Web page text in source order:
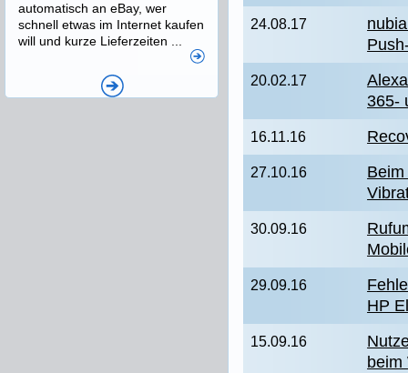
24.08.17
20.02.17
365-
16.11.16
27.10.16
30.09.16
29.09.16
HP
15.09.16
beim
automatisch an eBay, wer
schnell etwas im Internet kaufen
will und kurze Lieferzeiten ...